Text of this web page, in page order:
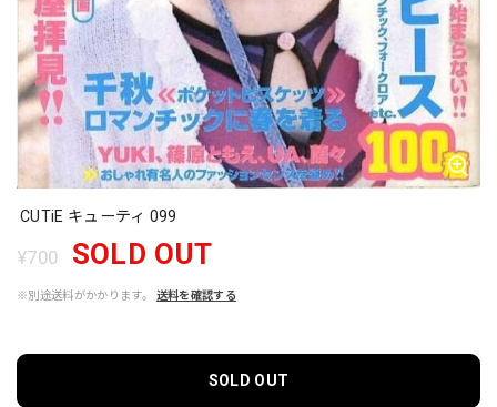
CUTiE キューティ 099
¥700 SOLD OUT
※別途送料がかかります。 送料を確認する
SOLD OUT